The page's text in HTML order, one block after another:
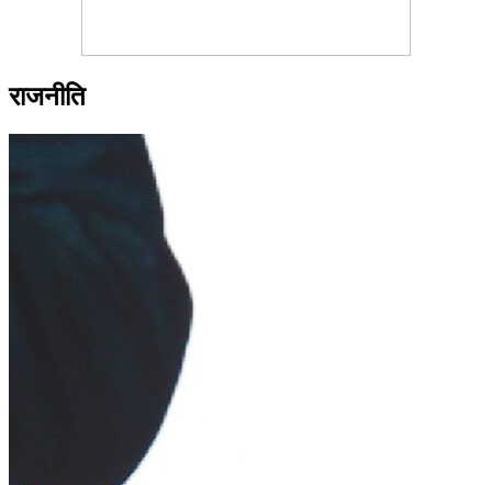
राजनीति